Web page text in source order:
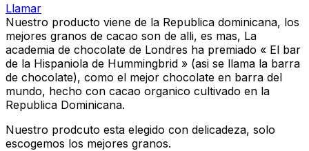
Llamar
Nuestro producto viene de la Republica dominicana, los
mejores granos de cacao son de alli, es mas, La
academia de chocolate de Londres ha premiado « El bar
de la Hispaniola de Hummingbrid » (asi se llama la barra
de chocolate), como el mejor chocolate en barra del
mundo, hecho con cacao organico cultivado en la
Republica Dominicana.
Nuestro prodcuto esta elegido con delicadeza, solo
escogemos los mejores granos.